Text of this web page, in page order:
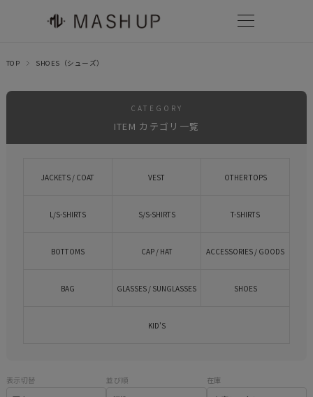
TOP SHOES（シューズ）
CATEGORY
ITEM カテゴリ一覧
JACKETS / COAT VEST OTHER TOPS
L/S-SHIRTS S/S-SHIRTS T-SHIRTS
BOTTOMS CAP / HAT ACCESSORIES / GOODS
BAG GLASSES / SUNGLASSES SHOES
KID'S
表示切替 並び順 在庫